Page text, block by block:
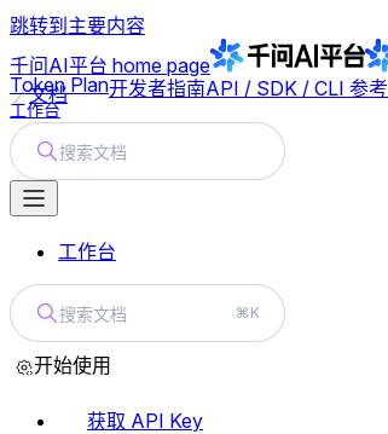
跳转到主要内容
千问AI平台 home page
文档
Token Plan开发者指南API / SDK / CLI 参考
工作台
搜索文档
工作台
搜索文档 ⌘K
开始使用
获取 API Key